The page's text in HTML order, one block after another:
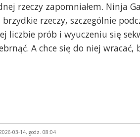
rzeczy zapomniałem. Ninja
rzeczy, szczególnie
liczbie prób i wyuczeniu się
A chce się do niej wracać,
03-14, godz. 08:04